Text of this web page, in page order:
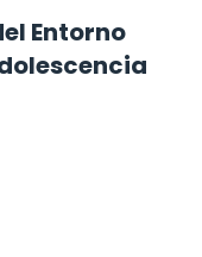
Entorno